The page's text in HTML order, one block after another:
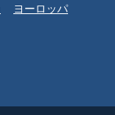
ヨーロッパ